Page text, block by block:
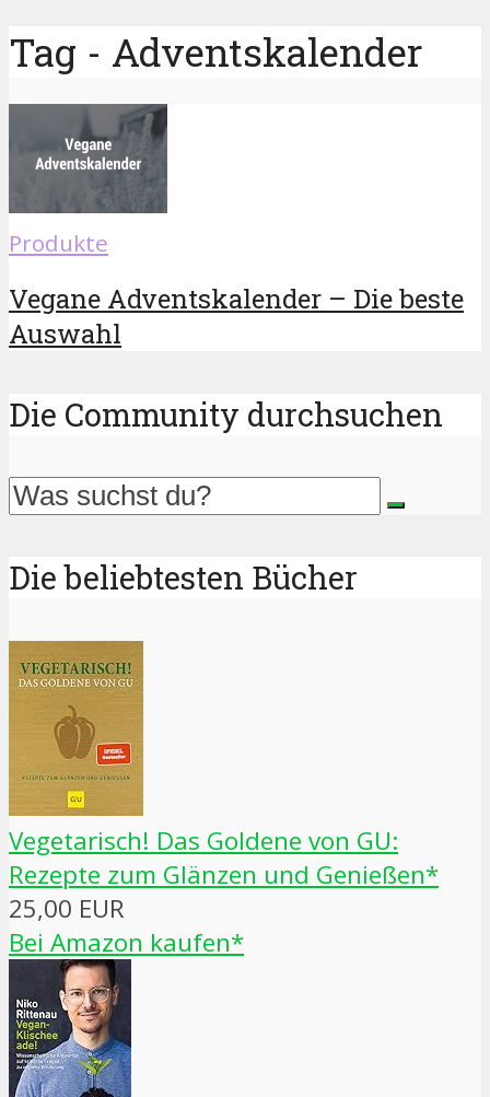
Tag - Adventskalender
Produkte
Vegane Adventskalender – Die beste
Auswahl
Die Community durchsuchen
Die beliebtesten Bücher
Vegetarisch! Das Goldene von GU:
Rezepte zum Glänzen und Genießen*
25,00 EUR
Bei Amazon kaufen*